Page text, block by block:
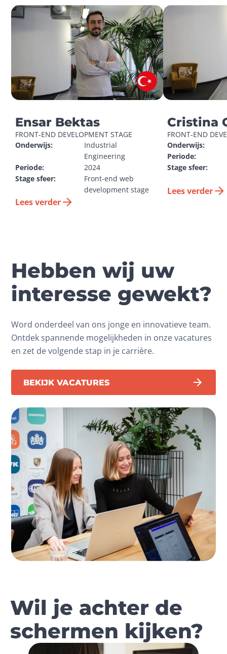
Ensar Bektas
FRONT-END DEVELOPMENT STAGE
Onderwijs:
Industrial
Engineering
Periode:
2024
Stage sfeer:
Front-end web
development stage
Lees verder
Cristina
FRONT-END
Onderwijs:
Periode:
Stage sfeer:
Lees verder
Hebben wij uw
interesse gewekt?
Word onderdeel van ons jonge en innovatieve team.
Ontdek spannende mogelijkheden in onze vacatures
en zet de volgende stap in je carrière.
BEKIJK VACATURES
Wil je achter de
schermen kijken?